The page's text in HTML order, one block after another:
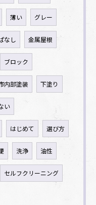
薄い グレー
なし 金属屋根
ブロック
内部塗装 下塗り
い
はじめて 選び方
洗浄 油性
セルフクリーニング